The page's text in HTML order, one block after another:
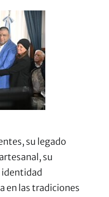
su legado
su
identidad
en las tradiciones